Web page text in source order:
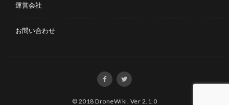
運営会社
お問い合わせ
© 2018DroneWiki Ver 2.1.0